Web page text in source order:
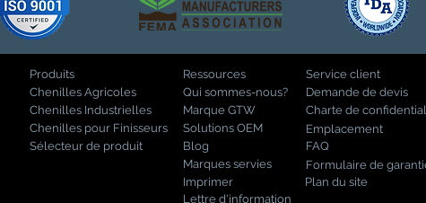
Produits
Chenilles Agricoles
Chenilles Industrielles
Chenilles pour Finisseurs
Sélecteur de produit
Service client
Ressources
Qui sommes-nous?
Marque GTW
Solutions OEM
Blog
Marques servies
Imprimer
Lettre d'information
Demande de devis
Charte de
Emplacement
FAQ
Formulaire de
Plan du site